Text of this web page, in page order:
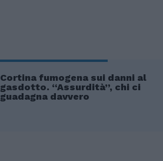
Cortina fumogena sui danni al
gasdotto. “Assurdità”, chi ci
guadagna davvero